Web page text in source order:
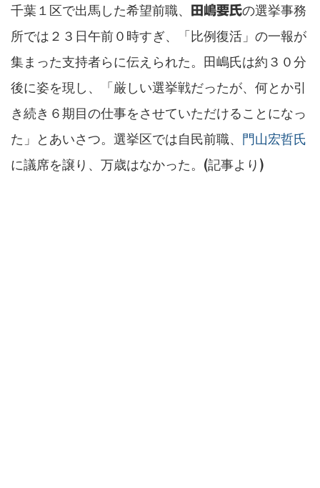
千葉１区で出馬した希望前職、 田嶋要氏の選挙事務
所では２３日午前０時すぎ、「比例復活」の一報が
集まった支持者らに伝えられた。田嶋氏は約３０分
後に姿を現し、「厳しい選挙戦だったが、何とか引
き続き６期目の仕事をさせていただけることになっ
た」とあいさつ。選挙区では自民前職、 門山宏哲氏
に議席を譲り、万歳はなかった。(記事より)